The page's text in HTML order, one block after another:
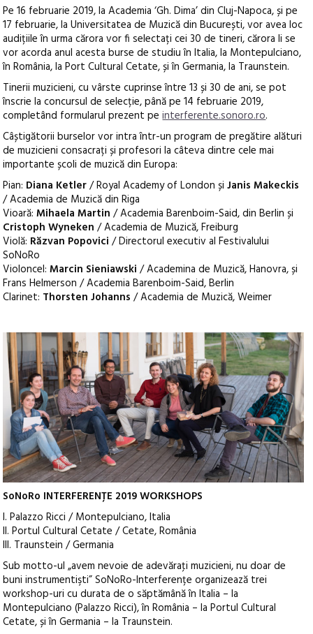
Pe 16 februarie 2019, la Academia ‘Gh. Dima’ din Cluj-Napoca, și pe
17 februarie, la Universitatea de Muzică din București, vor avea loc
audițiile în urma cărora vor fi selectați cei 30 de tineri, cărora li se
vor acorda anul acesta burse de studiu în Italia, la Montepulciano,
în România, la Port Cultural Cetate, și în Germania, la Traunstein.
Tinerii muzicieni, cu vârste cuprinse între 13 și 30 de ani, se pot
înscrie la concursul de selecție, până pe 14 februarie 2019,
completând formularul prezent peinterferente.sonoro.ro.
Câștigătorii burselor vor intra într-un program de pregătire alături
de muzicieni consacrați și profesori la câteva dintre cele mai
importante școli de muzică din Europa:
Pian: Diana Ketler/ Royal Academy of London șiJanis Makeckis
/ Academia de Muzică din Riga
Vioară:Mihaela Martin / Academia Barenboim-Said, din Berlin și
Cristoph Wyneken / Academia de Muzică, Freiburg
Violă: Răzvan Popovici / Directorul executiv al Festivalului
SoNoRo
Violoncel:Marcin Sieniawski / Academina de Muzică, Hanovra, și
Frans Helmerson / Academia Barenboim-Said, Berlin
Clarinet: Thorsten Johanns / Academia de Muzică, Weimer
SoNoRo INTERFERENŢE 2019 WORKSHOPS
I. Palazzo Ricci / Montepulciano, Italia
II. Portul Cultural Cetate / Cetate, România
III. Traunstein / Germania
Sub motto-ul „avem nevoie de adevăraţi muzicieni, nu doar de
buni instrumentişti” SoNoRo-Interferențe organizează trei
workshop-uri cu durata de o săptămână în Italia – la
Montepulciano (Palazzo Ricci), în România – la Portul Cultural
Cetate, și în Germania – la Traunstein.